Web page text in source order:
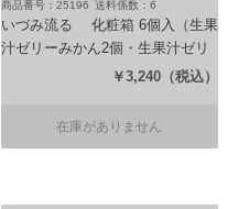
商品番号：25196 送料係数：6
いづみ流るゝ 化粧箱 6個入
（生果
汁ゼリーみかん2個・生果汁ゼリ
ーもも2個・生水羊羹2個）
￥3,240 （税込）
在庫がありません